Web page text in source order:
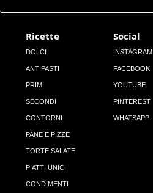
Ricette
DOLCI
ANTIPASTI
PRIMI
SECONDI
CONTORNI
PANE E PIZZE
TORTE SALATE
PIATTI UNICI
CONDIMENTI
Social
INSTAGRAM
FACEBOOK
YOUTUBE
PINTEREST
WHATSAPP